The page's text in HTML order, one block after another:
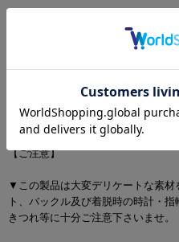
お客様のモニタ環境により、画像
【ご注意】
▼この製品は大変デリケートな素
ト、バックル及び着脱時の時計・
きつれ等に十分ご注意下さいませ。